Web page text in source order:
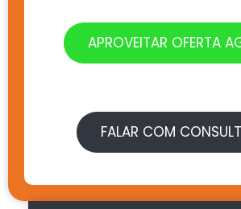
APROVEITAR OFERTA
FALAR COM